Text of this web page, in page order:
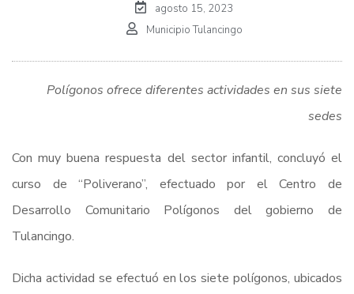
agosto 15, 2023
Municipio Tulancingo
Polígonos ofrece diferentes actividades en sus siete
sedes
Con muy buena respuesta del sector infantil, concluyó el
curso de “Poliverano”, efectuado por el Centro de
Desarrollo Comunitario Polígonos del gobierno de
Tulancingo.
Dicha actividad se efectuó en los siete polígonos, ubicados